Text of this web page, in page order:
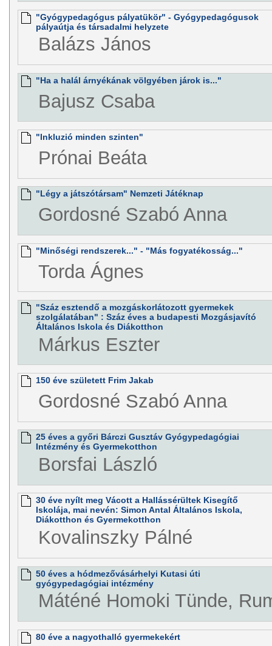
"Gyógypedagógus pályatükör" - Gyógypedagógusok
pályaútja és társadalmi helyzete
Balázs János
"Ha a halál árnyékának völgyében járok is..."
Bajusz Csaba
"Inkluzió minden szinten"
Prónai Beáta
"Légy a játszótársam" Nemzeti Játéknap
Gordosné Szabó Anna
"Minőségi rendszerek..." - "Más fogyatékosság..."
Torda Ágnes
"Száz esztendő a mozgáskorlátozott gyermekek
szolgálatában" : Száz éves a budapesti Mozgásjavító
Általános Iskola és Diákotthon
Márkus Eszter
150 éve született Frim Jakab
Gordosné Szabó Anna
25 éves a győri Bárczi Gusztáv Gyógypedagógiai
Intézmény és Gyermekotthon
Borsfai László
30 éve nyílt meg Vácott a Hallássérültek Kisegítő
Iskolája, mai nevén: Simon Antal Általános Iskola,
Diákotthon és Gyermekotthon
Kovalinszky Pálné
50 éves a hódmezővásárhelyi Kutasi úti
gyógypedagógiai intézmény
Máténé Homoki Tünde,
80 éve a nagyothalló gyermekekért